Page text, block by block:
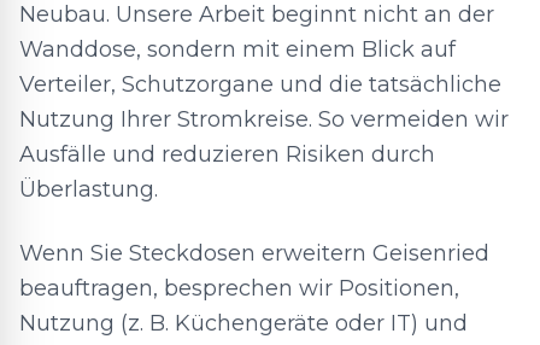
Neubau. Unsere Arbeit beginnt nicht an der
Wanddose, sondern mit einem Blick auf
Verteiler, Schutzorgane und die tatsächliche
Nutzung Ihrer Stromkreise. So vermeiden wir
Ausfälle und reduzieren Risiken durch
Überlastung.
Wenn Sie Steckdosen erweitern Geisenried
beauftragen, besprechen wir Positionen,
Nutzung (z. B. Küchengeräte oder IT) und